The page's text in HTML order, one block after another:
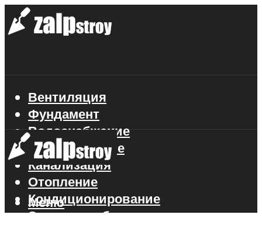
Вентиляция
Фундамент
Водоснабжение
Газоснабжение
Канализация
Отопление
Кондиционирование
Электроснабжение
Меню